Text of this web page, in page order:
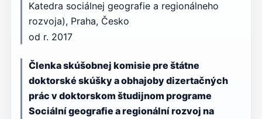
Katedra sociálnej geografie a regionálneho
rozvoja), Praha, Česko
od r. 2017
Členka skúšobnej komisie pre štátne
doktorské skúšky a obhajoby dizertačných
prác v doktorskom študijnom programe
Sociální geografie a regionální rozvoj na